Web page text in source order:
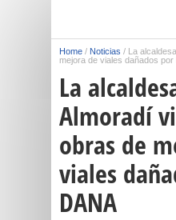
Home / Noticias / La
mejora de viales dañados por
La
Almoradí
obras de
viales
DANA